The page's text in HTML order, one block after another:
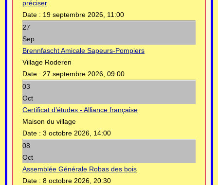
préciser
Date : 19 septembre 2026, 11:00
27
Sep
Brennfascht Amicale Sapeurs-Pompiers
Village Roderen
Date : 27 septembre 2026, 09:00
03
Oct
Certificat d’études - Alliance française
Maison du village
Date : 3 octobre 2026, 14:00
08
Oct
Assemblée Générale Robas des bois
Date : 8 octobre 2026, 20:30